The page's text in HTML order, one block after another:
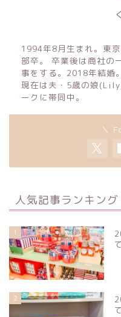
1994年8月生まれ。東
部卒。 卒業後は商社の
事をする。2018年結婚
現在は夫・5歳の娘
ークに帯同中。
＼
人気記事ランキング
1
2